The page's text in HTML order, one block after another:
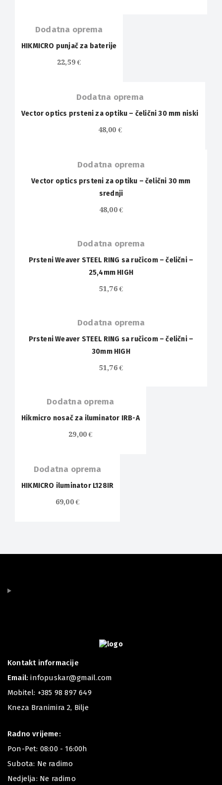
Dodatna oprema
HIKMICRO punjač za baterije
22,59€
Dodatna oprema
Vector optics prsteni za optiku – čelični 30 mm niski
48,00€
Dodatna oprema
Vector optics prsteni za optiku – čelični 30 mm
srednji
48,00€
Dodatna oprema
Prsteni Weaver STEEL RING sa ručicom – čelični –
25,4mm HIGH
51,76€
Dodatna oprema
Prsteni Weaver STEEL RING sa ručicom – čelični –
30mm HIGH
51,76€
Dodatna oprema
Hikmicro nosač za iluminator IRB-A
29,00€
Dodatna oprema
HIKMICRO iluminator L128IR
69,00€
Kontakt informacije
Email:infopuskar@gmail.com
Mobitel: +385 98 897 649
Kneza Branimira 2, Bilje
Radno vrijeme:
Pon-Pet: 08:00 - 16:00h
Subota: Ne radimo
Nedjelja: Ne radimo